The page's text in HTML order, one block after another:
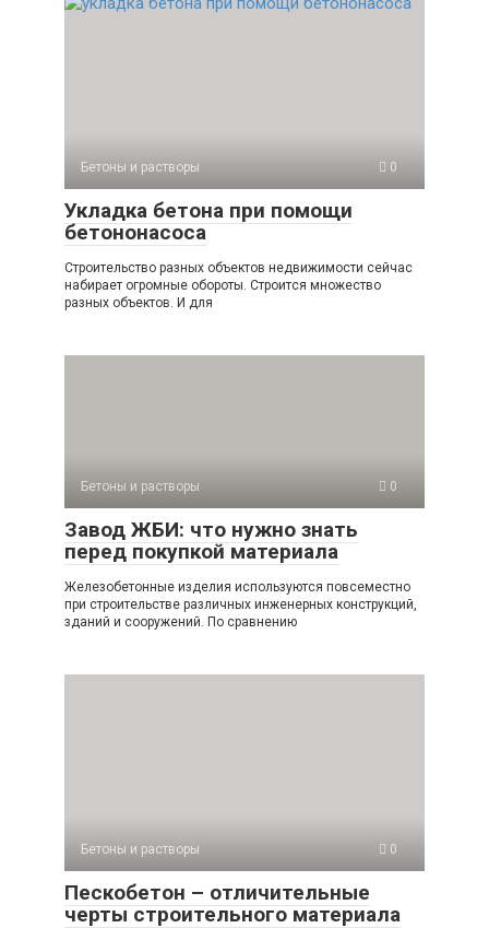
Бетоны и растворы 0
Укладка бетона при помощи
бетононасоса
Строительство разных объектов недвижимости сейчас
набирает огромные обороты. Строится множество
разных объектов. И для
Бетоны и растворы 0
Завод ЖБИ: что нужно знать
перед покупкой материала
Железобетонные изделия используются повсеместно
при строительстве различных инженерных конструкций,
зданий и сооружений. По сравнению
Бетоны и растворы 0
Пескобетон – отличительные
черты строительного материала